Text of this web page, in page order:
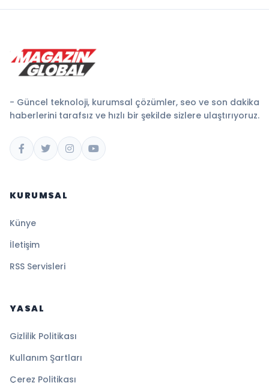
- Güncel teknoloji, kurumsal çözümler, seo ve son dakika
haberlerini tarafsız ve hızlı bir şekilde sizlere ulaştırıyoruz.
KURUMSAL
Künye
İletişim
RSS Servisleri
YASAL
Gizlilik Politikası
Kullanım Şartları
Çerez Politikası